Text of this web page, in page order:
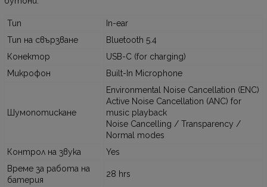
Тип
In-ear
Тип на свързване
Bluetooth 5.4
Конектор
USB-C (for charging)
Микрофон
Built-In Microphone
Шумопотискане
Environmental Noise Cancellation (ENC)
Active Noise Cancellation (ANC) for
music playback
Noise Cancelling / Transparency /
Normal modes
Контрол на звука
Yes
Време за работа на
батерия
28 hrs